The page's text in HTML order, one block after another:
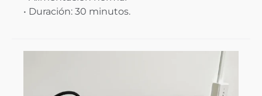
• Duración: 30 minutos.